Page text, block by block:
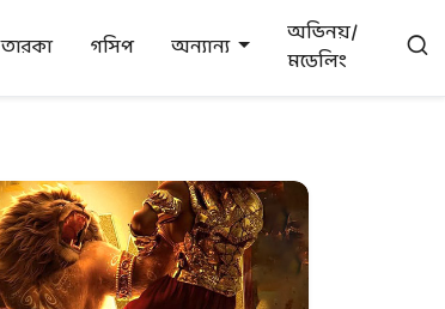
তারকা গসিপ অন্যান্য
অভিনয়/
মডেলিং